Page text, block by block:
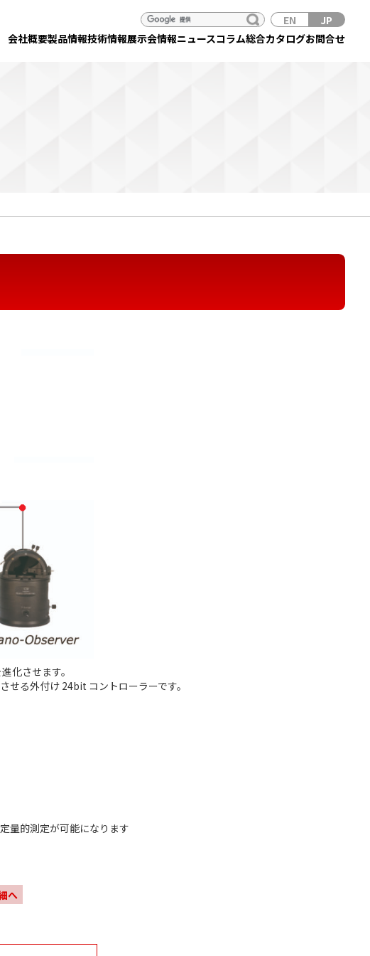
会社概要製品情報技術情報展示会情報ニュースコラム総合カタログお問合せ
EN JP
化させます。
る外付け 24bit コントローラーです。
量的測定が可能になります
へ